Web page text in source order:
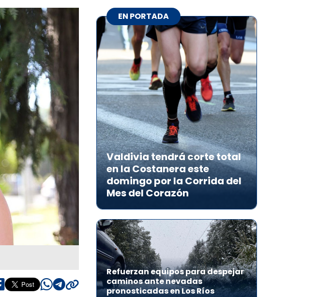
EN PORTADA
Valdivia tendrá corte total
en la Costanera este
domingo por la Corrida del
Mes del Corazón
Refuerzan equipos para despejar
caminos ante nevadas
pronosticadas en Los Ríos